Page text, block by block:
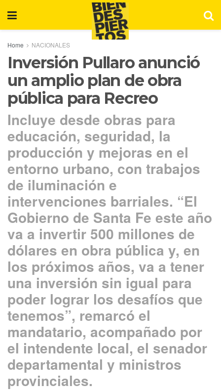
Home NACIONALES
Inversión Pullaro anunció
un amplio plan de obra
pública para Recreo
Incluye desde obras para
educación, seguridad, la
producción y mejoras en el
entorno urbano, con trabajos
de iluminación e
intervenciones barriales. “El
Gobierno de Santa Fe este año
va a invertir 500 millones de
dólares en obra pública y, en
los próximos años, va a tener
una inversión sin igual para
poder lograr los desafíos que
tenemos”, remarcó el
mandatario, acompañado por
el intendente local, el senador
departamental y ministros
provinciales.